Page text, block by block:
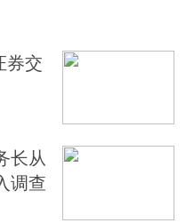
券交
长从
调查